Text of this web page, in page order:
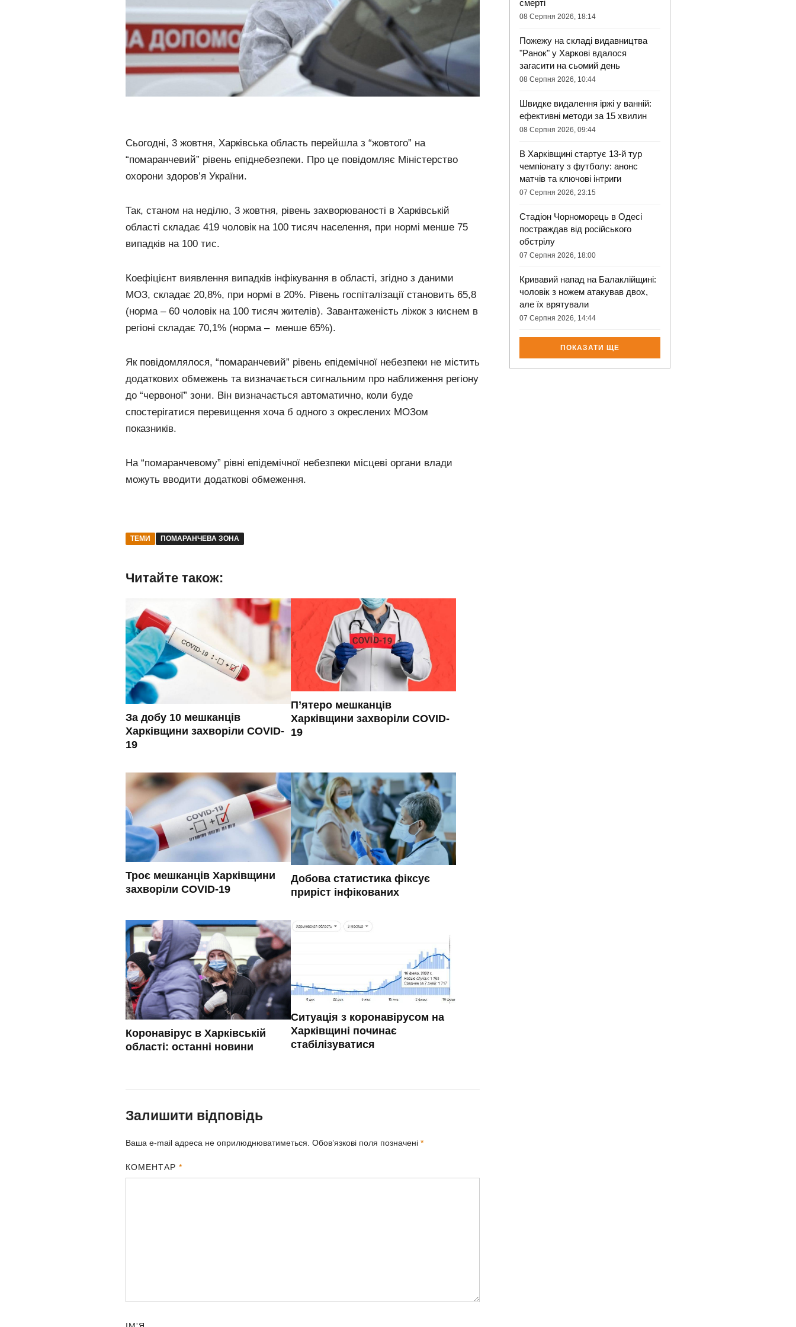
Сьогодні, 3 жовтня, Харківська область перейшла з “жовтого” на
“помаранчевий” рівень епіднебезпеки. Про це повідомляє Міністерство
охорони здоров’я України.
Так, станом на неділю, 3 жовтня, рівень захворюваності в Харківській
області складає 419 чоловік на 100 тисяч населення, при нормі менше 75
випадків на 100 тис.
Коефіцієнт виявлення випадків інфікування в області, згідно з даними
МОЗ, складає 20,8%, при нормі в 20%. Рівень госпіталізації становить 65,8
(норма – 60 чоловік на 100 тисяч жителів). Завантаженість ліжок з киснем в
регіоні складає 70,1% (норма – менше 65%).
Як повідомлялося, “помаранчевий” рівень епідемічної небезпеки не містить
додаткових обмежень та визначається сигнальним про наближення регіону
до “червоної” зони. Він визначається автоматично, коли буде
спостерігатися перевищення хоча б одного з окреслених МОЗом
показників.
На “помаранчевому” рівні епідемічної небезпеки місцеві органи влади
можуть вводити додаткові обмеження.
ТЕМИ ПОМАРАНЧЕВА ЗОНА
Читайте також:
За добу 10 мешканців
Харківщини захворіли COVID-
19
П’ятеро мешканців
Харківщини захворіли COVID-
19
Троє мешканців Харківщини
захворіли COVID-19
Добова статистика фіксує
приріст інфікованих
Коронавірус в Харківській
області: останні новини
Ситуація з коронавірусом на
Харківщині починає
стабілізуватися
Залишити відповідь
Ваша e-mail адреса не оприлюднюватиметься. Обов’язкові поля позначені *
КОМЕНТАР*
смерті
08 Серпня 2026, 18:14
Пожежу на складі видавництва
"Ранок" у Харкові вдалося
загасити на сьомий день
08 Серпня 2026, 10:44
Швидке видалення іржі у ванній:
ефективні методи за 15 хвилин
08 Серпня 2026, 09:44
В Харківщині стартує 13-й тур
чемпіонату з футболу: анонс
матчів та ключові інтриги
07 Серпня 2026, 23:15
Стадіон Чорноморець в Одесі
постраждав від російського
обстрілу
07 Серпня 2026, 18:00
Кривавий напад на Балаклійщині:
чоловік з ножем атакував двох,
але їх врятували
07 Серпня 2026, 14:44
ПОКАЗАТИ ЩЕ